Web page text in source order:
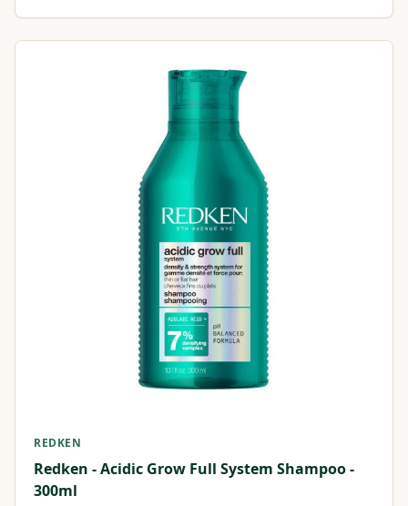
REDKEN
Redken - Acidic Grow Full System Shampoo -
300ml